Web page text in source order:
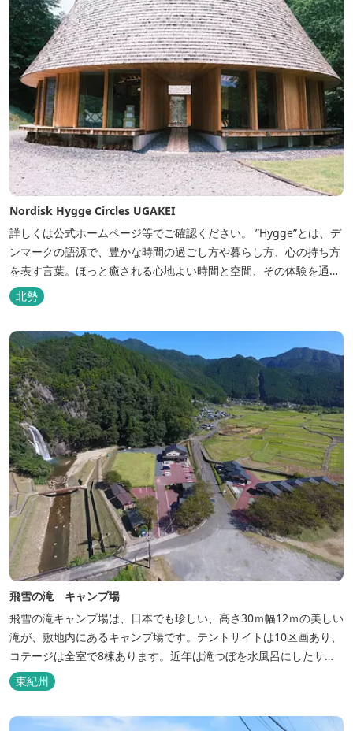
Nordisk Hygge Circles UGAKEI
詳しくは公式ホームページ等でご確認ください。 ”Hygge”とは、デ
ンマークの語源で、豊かな時間の過ごし方や暮らし方、心の持ち方
を表す言葉。ほっと癒される心地よい時間と空間、その体験を通し
て得られる幸福感のことです。 デンマーク発のアウトドアブランド
「Nordisk（ノルディスク）」と三重県いなべ市が連携して手がけ
た日本初のアウトドアフィールドが、2023年４月３日にオープンし
ました...
北勢
飛雪の滝 キャンプ場
飛雪の滝キャンプ場は、日本でも珍しい、高さ30ｍ幅12ｍの美しい
滝が、敷地内にあるキャンプ場です。テントサイトは10区画あり、
コテージは全室で8棟あります。近年は滝つぼを水風呂にしたサウ
ナが人気です。
東紀州